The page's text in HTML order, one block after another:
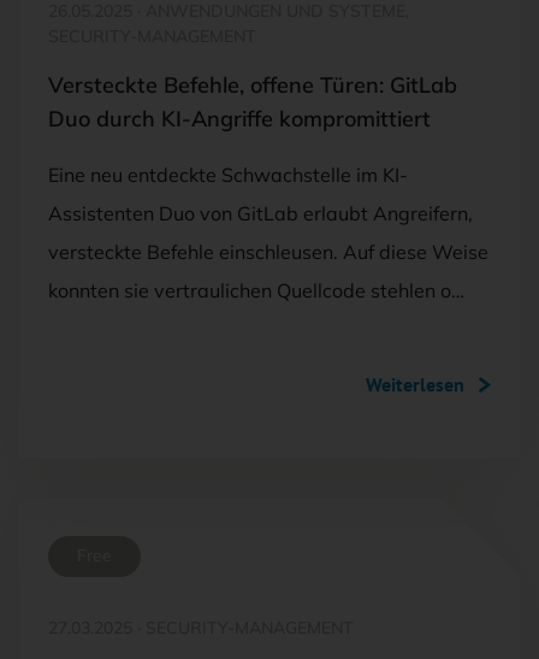
Versteckte Befehle, offene Türen: GitLab
Duo durch KI-Angriffe kompromittiert
Eine neu entdeckte Schwachstelle im KI-
Assistenten Duo von GitLab erlaubt Angreifern,
versteckte Befehle einschleusen. Auf diese Weise
konnten sie vertraulichen Quellcode stehlen o…
Weiterlesen